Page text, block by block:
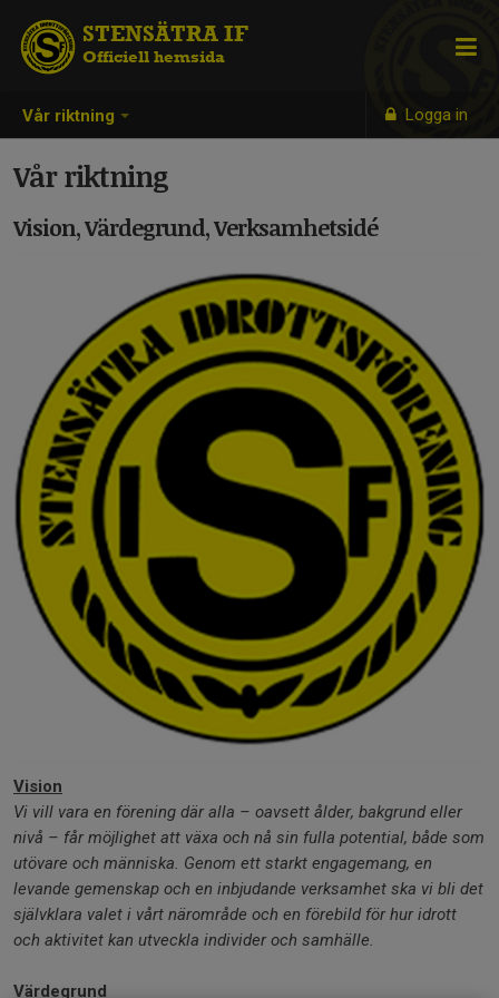
Vår riktning Logga in
STENSÄTRA IF
Officiell hemsida
Vår riktning
Vision, Värdegrund, Verksamhetsidé
Vision
Vi vill vara en förening där alla – oavsett ålder, bakgrund eller
nivå – får möjlighet att växa och nå sin fulla potential, både som
utövare och människa. Genom ett starkt engagemang, en
levande gemenskap och en inbjudande verksamhet ska vi bli det
självklara valet i vårt närområde och en förebild för hur idrott
och aktivitet kan utveckla individer och samhälle.
Värdegrund